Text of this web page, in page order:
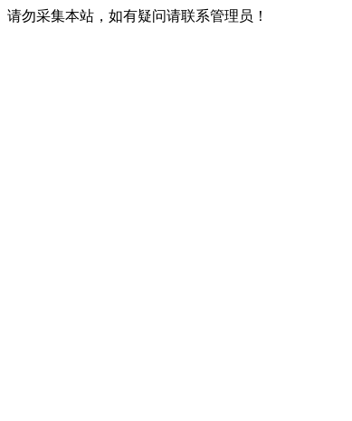
请勿采集本站，如有疑问请联系管理员！